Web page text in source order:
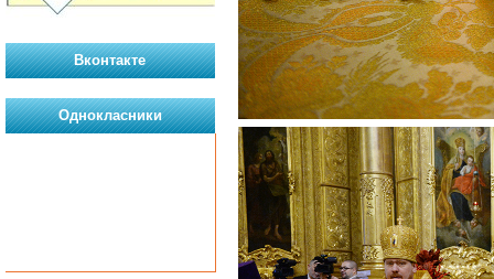
Вконтакте
Однокласники